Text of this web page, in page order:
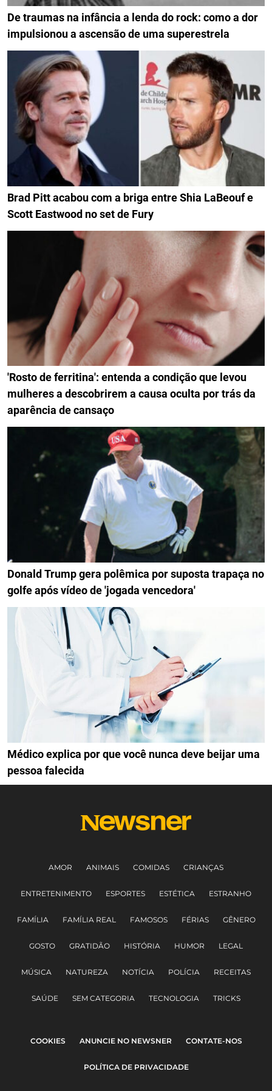
De traumas na infância a lenda do rock: como a dor
impulsionou a ascensão de uma superestrela
Brad Pitt acabou com a briga entre Shia LaBeouf e
Scott Eastwood no set de Fury
'Rosto de ferritina': entenda a condição que levou
mulheres a descobrirem a causa oculta por trás da
aparência de cansaço
Donald Trump gera polêmica por suposta trapaça no
golfe após vídeo de 'jogada vencedora'
Médico explica por que você nunca deve beijar uma
pessoa falecida
AMOR ANIMAIS COMIDAS CRIANÇAS
ENTRETENIMENTO ESPORTES ESTÉTICA ESTRANHO
FAMÍLIA FAMÍLIA REAL FAMOSOS FÉRIAS GÊNERO
GOSTO GRATIDÃO HISTÓRIA HUMOR LEGAL
MÚSICA NATUREZA NOTÍCIA POLÍCIA RECEITAS
SAÚDE SEM CATEGORIA TECNOLOGIA TRICKS
COOKIES ANUNCIE NO NEWSNER CONTATE-NOS
POLÍTICA DE PRIVACIDADE